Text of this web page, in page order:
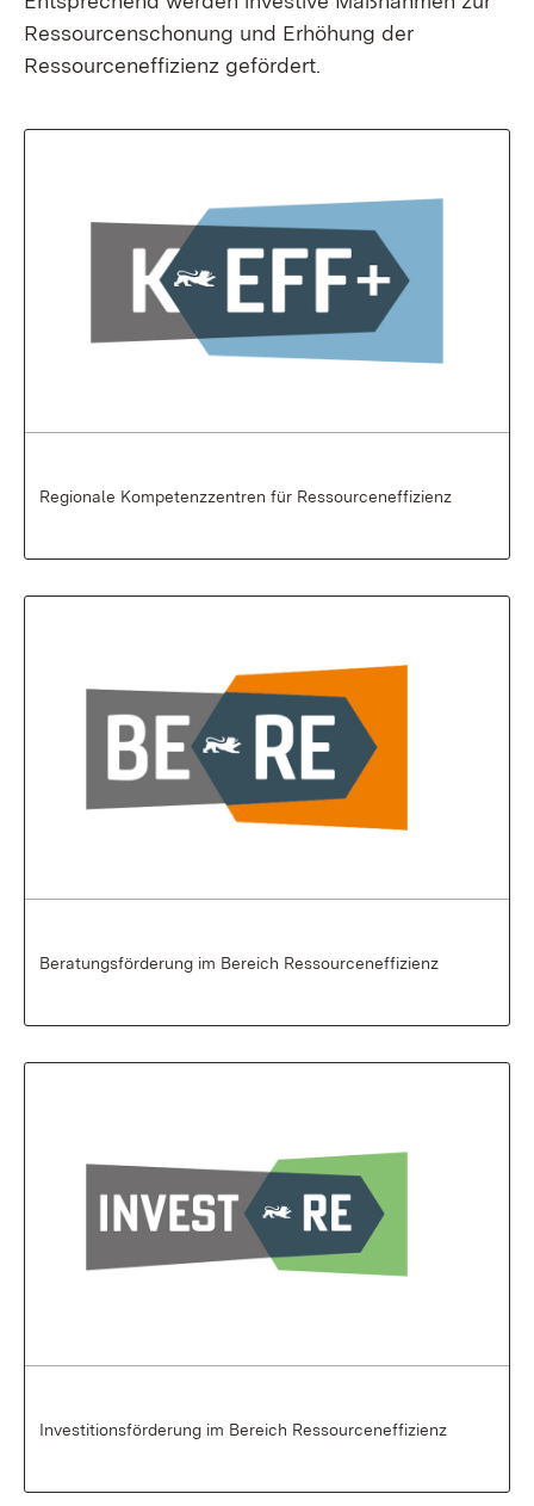
Ressourcenschonung und Erhöhung der
Ressourceneffizienz gefördert.
Regionale Kompetenzzentren für Ressourceneffizienz
Beratungsförderung im Bereich Ressourceneffizienz
Investitionsförderung im Bereich Ressourceneffizienz